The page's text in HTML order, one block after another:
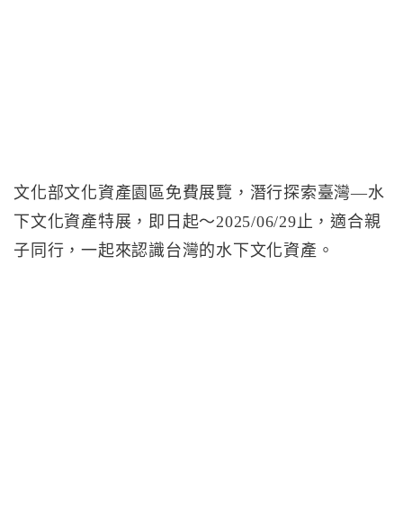
文化部文化資產園區免費展覽，潛行探索臺灣—水
下文化資產特展，即日起～2025/06/29止，適合親
子同行，一起來認識台灣的水下文化資產。